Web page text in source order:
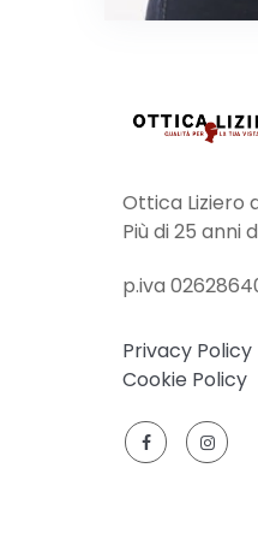
Ottica Liziero
Più di 25 anni
p.iva
Privacy Policy
Cookie Policy